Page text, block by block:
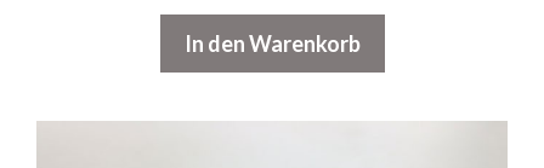
5
In den Warenkorb